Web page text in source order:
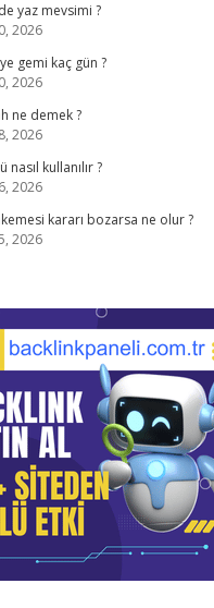
yaz mevsimi ?
2026
gemi kaç gün ?
2026
ne demek ?
2026
nasıl kullanılır ?
2026
kararı bozarsa ne olur ?
2026